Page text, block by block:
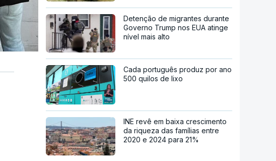
Detenção de migrantes durante
Governo Trump nos EUA atinge
nível mais alto
Cada português produz por ano
500 quilos de lixo
INE revê em baixa crescimento
da riqueza das famílias entre
2020 e 2024 para 21%